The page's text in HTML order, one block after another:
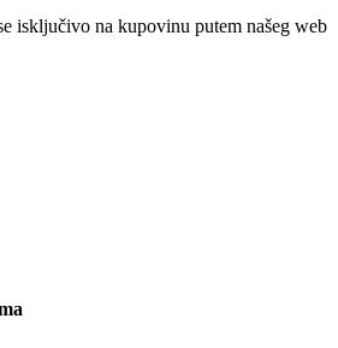
isključivo na kupovinu putem našeg web